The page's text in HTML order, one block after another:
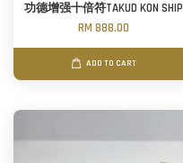
功德增强十倍符TAKUD KON SHIP
RM 888.00
ADD TO CART